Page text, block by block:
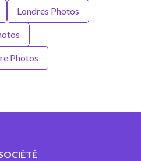
Londres Photos
Photos